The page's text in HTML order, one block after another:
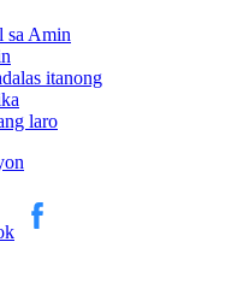
sa Amin
itanong
laro